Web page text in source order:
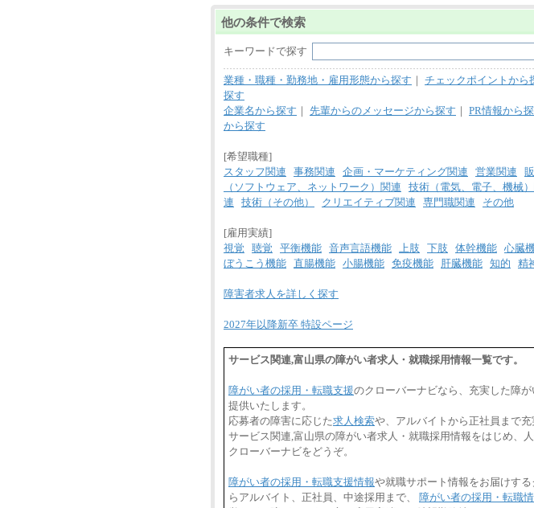
エリアサポ
時間外手当を
■（株）JTBグ
ベル
総合職 月給
間調整給
※詳細はJTB
総合職 月給
整給
エリア総合職
給
■(株)JTBデー
終了
※詳細はJTB
さい。
＜有期社員コ
■(株)JTBビ
※詳細はJTB
さい。
総合職 月給
中途：
他の条件で検索
キーワードで探す
業種・職種・勤務地・雇用形態から探す ｜ チェックポイントから
探す
企業名から探す ｜ 先輩からのメッセージから探す ｜ PR情報から
から探す
[希望職種]
スタッフ関連
事務関連 企画・マーケティング関連 営業関連
（ソフトウェア、ネットワーク）関連
技術（電気、電子、機械
連
技術（その他） クリエイティブ関連 専門職関連 その他
[雇用実績]
視覚
聴覚 平衡機能 音声言語機能 上肢 下肢 体幹機能 心臓
ぼうこう機能 直腸機能 小腸機能 免疫機能 肝臓機能 知的 精
障害者求人を詳しく探す
2027年以降新卒 特設ページ
サービス関連,富山県の障がい者求人・就職採用情報一覧です。
障がい者の採用・転職支援のクローバーナビなら、充実した障
提供いたします。
応募者の障害に応じた求人検索や、アルバイトから正社員まで充
サービス関連,富山県の障がい者求人・就職採用情報をはじめ、
クローバーナビをどうぞ。
障がい者の採用・転職支援情報や就職サポート情報をお届けす
らアルバイト、正社員、中途採用まで、 障がい者の採用・転職